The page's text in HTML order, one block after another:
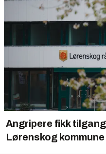
Angripere fikk
Lørenskog kommune